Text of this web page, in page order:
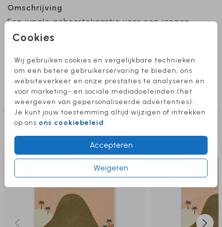
Cookies
Wij gebruiken cookies en vergelijkbare technieken
om een betere gebruikerservaring te bieden, ons
websiteverkeer en onze prestaties te analyseren en
voor marketing- en sociale mediadoeleinden (het
weergeven van gepersonaliseerde advertenties).
Je kunt jouw toestemming altijd wijzigen of intrekken
op ons ons cookiebeleid.
Accepteren
Weigeren
Omschrijving
Een jungle geboortekaartje voor een jongen.
Foliekleur is naar wens aan te passen. Hulp
mij een berichtje, ik help je graag!
Collectie
Jongen
Deze producten vind je misschien ook
leuk